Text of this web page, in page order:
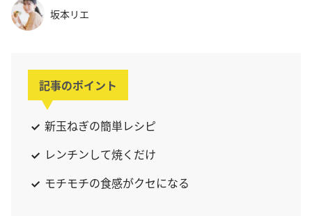
坂本リエ
記事のポイント
新玉ねぎの簡単レシピ
レンチンして焼くだけ
モチモチの食感がクセになる